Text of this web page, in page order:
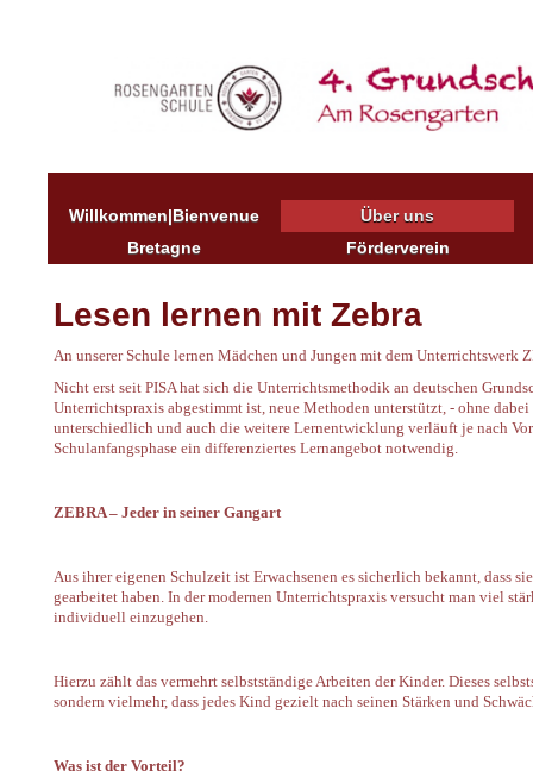
Willkommen|Bienvenue
Über uns
Bretagne
Förderverein
Lesen lernen mit Zebra
An unserer Schule lernen Mädchen und Jungen mit dem Unterrichtswerk
Nicht erst seit PISA hat sich die Unterrichtsmethodik an deutschen
Unterrichtspraxis abgestimmt ist, neue Methoden unterstützt, - ohne
unterschiedlich und auch die weitere Lernentwicklung verläuft je nach
Schulanfangsphase ein differenziertes Lernangebot notwendig.
ZEBRA – Jeder in seiner Gangart
Aus ihrer eigenen Schulzeit ist Erwachsenen es sicherlich bekannt, dass
gearbeitet haben. In der modernen Unterrichtspraxis versucht man viel
individuell einzugehen.
Hierzu zählt das vermehrt selbstständige Arbeiten der Kinder. Dieses
sondern vielmehr, dass jedes Kind gezielt nach seinen Stärken und
Was ist der Vorteil?